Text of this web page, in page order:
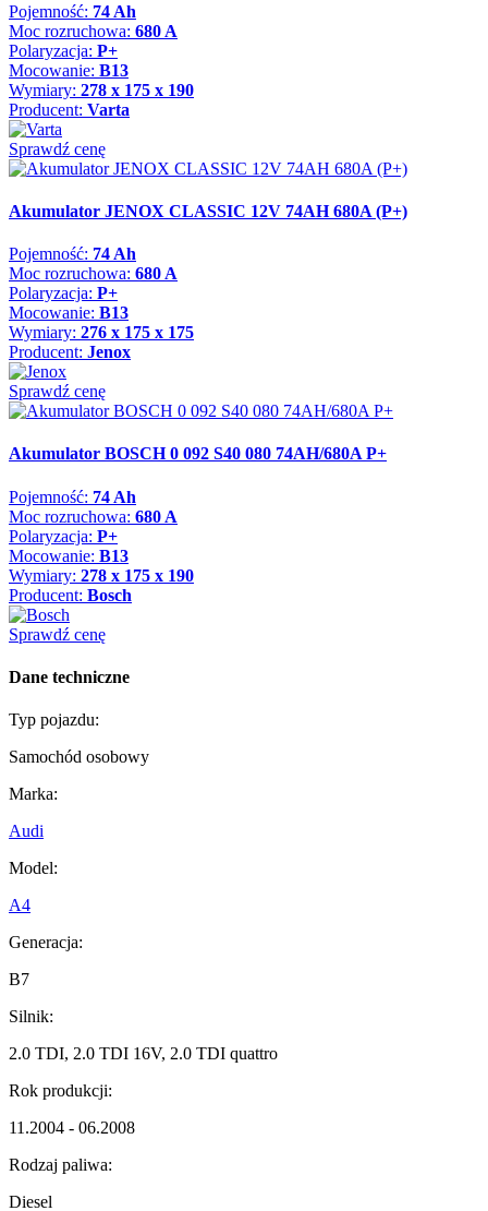
Pojemność: 74 Ah
Moc rozruchowa: 680 A
Polaryzacja: P+
Mocowanie: B13
Wymiary: 278 x 175 x 190
Producent: Varta
Sprawdź cenę
Akumulator JENOX CLASSIC 12V 74AH 680A (P+)
Pojemność: 74 Ah
Moc rozruchowa: 680 A
Polaryzacja: P+
Mocowanie: B13
Wymiary: 276 x 175 x 175
Producent: Jenox
Sprawdź cenę
Akumulator BOSCH 0 092 S40 080 74AH/680A P+
Pojemność: 74 Ah
Moc rozruchowa: 680 A
Polaryzacja: P+
Mocowanie: B13
Wymiary: 278 x 175 x 190
Producent: Bosch
Sprawdź cenę
Dane techniczne
Typ pojazdu:
Samochód osobowy
Marka:
Audi
Model:
A4
Generacja:
B7
Silnik:
2.0 TDI, 2.0 TDI 16V, 2.0 TDI quattro
Rok produkcji:
11.2004 - 06.2008
Rodzaj paliwa:
Diesel